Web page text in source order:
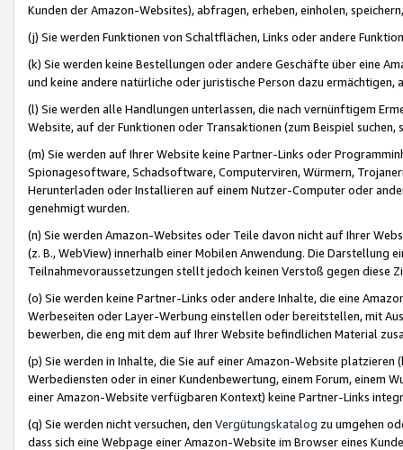
Kunden der Amazon-Websites), abfragen, erheben, einholen,
(j) Sie werden Funktionen von Schaltflächen, Links oder andere
(k) Sie werden keine Bestellungen oder andere Geschäfte über eine
und keine andere natürliche oder juristische Person dazu
(l) Sie werden alle Handlungen unterlassen, die nach vernünftigem
Website, auf der Funktionen oder Transaktionen (zum Beispiel
(m) Sie werden auf Ihrer Website keine Partner-Links oder
Spionagesoftware, Schadsoftware, Computerviren, Würmern,
Herunterladen oder Installieren auf einem Nutzer-Computer oder
genehmigt wurden.
(n) Sie werden Amazon-Websites oder Teile davon nicht auf Ihrer
(z. B., WebView) innerhalb einer Mobilen Anwendung. Die Darstellung
Teilnahmevoraussetzungen stellt jedoch keinen Verstoß gegen diese
(o) Sie werden keine Partner-Links oder andere Inhalte, die eine
Werbeseiten oder Layer-Werbung einstellen oder bereitstellen, mit
bewerben, die eng mit dem auf Ihrer Website befindlichen Material
(p) Sie werden in Inhalte, die Sie auf einer Amazon-Website
Werbediensten oder in einer Kundenbewertung, einem Forum, einem
einer Amazon-Website verfügbaren Kontext) keine Partner-Links
(q) Sie werden nicht versuchen, den Vergütungskatalog zu umgehen
dass sich eine Webpage einer Amazon-Website im Browser eines